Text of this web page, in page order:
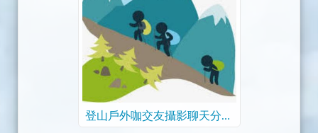
登山戶外咖交友攝影聊天分享